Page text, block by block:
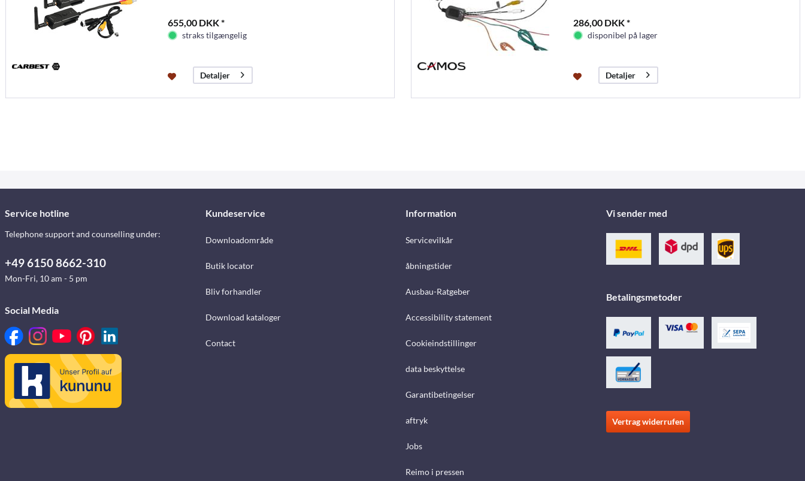
655,00 DKK *
straks tilgængelig
Detaljer
286,00 DKK *
disponibel på lager
Detaljer
Service hotline
Telephone support and counselling under:
+49 6150 8662-310
Mon-Fri, 10 am - 5 pm
Social Media
Kundeservice
Downloadområde
Butik locator
Bliv forhandler
Download kataloger
Contact
Information
Servicevilkår
åbningstider
Ausbau-Ratgeber
Accessibility statement
Cookieindstillinger
data beskyttelse
Garantibetingelser
aftryk
Jobs
Reimo i pressen
Vi sender med
Betalingsmetoder
Vertrag widerrufen